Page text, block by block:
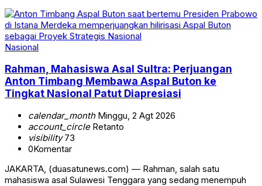
Nasional
Rahman, Mahasiswa Asal Sultra: Perjuangan
Anton Timbang Membawa Aspal Buton ke
Tingkat Nasional Patut Diapresiasi
calendar_monthMinggu, 2 Agt 2026
account_circleRetanto
visibility73
0Komentar
JAKARTA, (duasatunews.com) — Rahman, salah satu
mahasiswa asal Sulawesi Tenggara yang sedang menempuh